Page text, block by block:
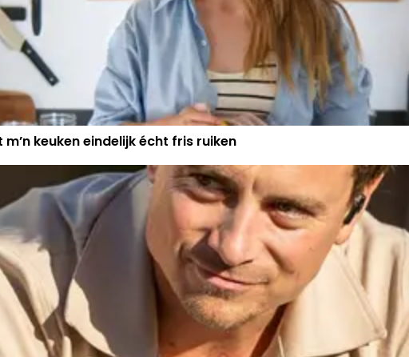
keuken eindelijk écht fris ruiken